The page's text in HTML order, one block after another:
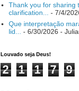
Thank you for sharing
clarification...
- 7/4/
Que interpretação
lid...
- 6/30/2026 -
Louvado seja Deus!
2 1 1 7 9